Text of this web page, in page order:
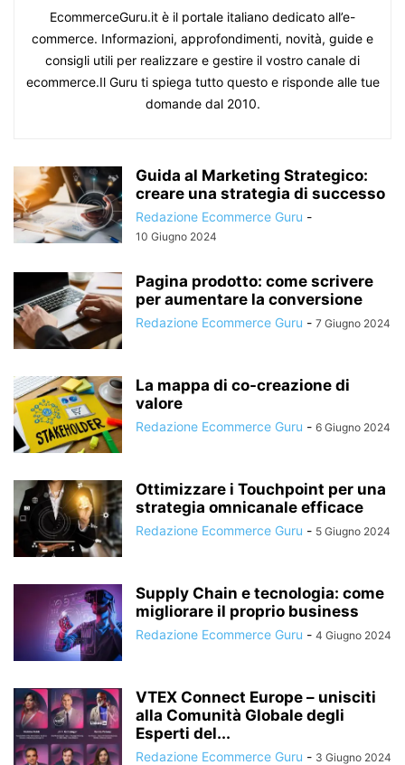
EcommerceGuru.it è il portale italiano dedicato all’e-
commerce. Informazioni, approfondimenti, novità, guide e
consigli utili per realizzare e gestire il vostro canale di
ecommerce.Il Guru ti spiega tutto questo e risponde alle tue
domande dal 2010.
Guida al Marketing Strategico:
creare una strategia di successo
Redazione Ecommerce Guru -
10 Giugno 2024
Pagina prodotto: come scrivere
per aumentare la conversione
Redazione Ecommerce Guru - 7 Giugno 2024
La mappa di co-creazione di
valore
Redazione Ecommerce Guru - 6 Giugno 2024
Ottimizzare i Touchpoint per una
strategia omnicanale efficace
Redazione Ecommerce Guru - 5 Giugno 2024
Supply Chain e tecnologia: come
migliorare il proprio business
Redazione Ecommerce Guru - 4 Giugno 2024
VTEX Connect Europe – unisciti
alla Comunità Globale degli
Esperti del...
Redazione Ecommerce Guru - 3 Giugno 2024